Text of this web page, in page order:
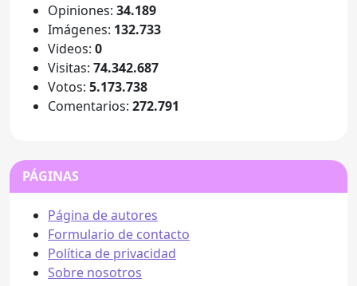
Opiniones: 34.189
Imágenes: 132.733
Videos: 0
Visitas: 74.342.687
Votos: 5.173.738
Comentarios: 272.791
PÁGINAS
Página de autores
Formulario de contacto
Política de privacidad
Sobre nosotros